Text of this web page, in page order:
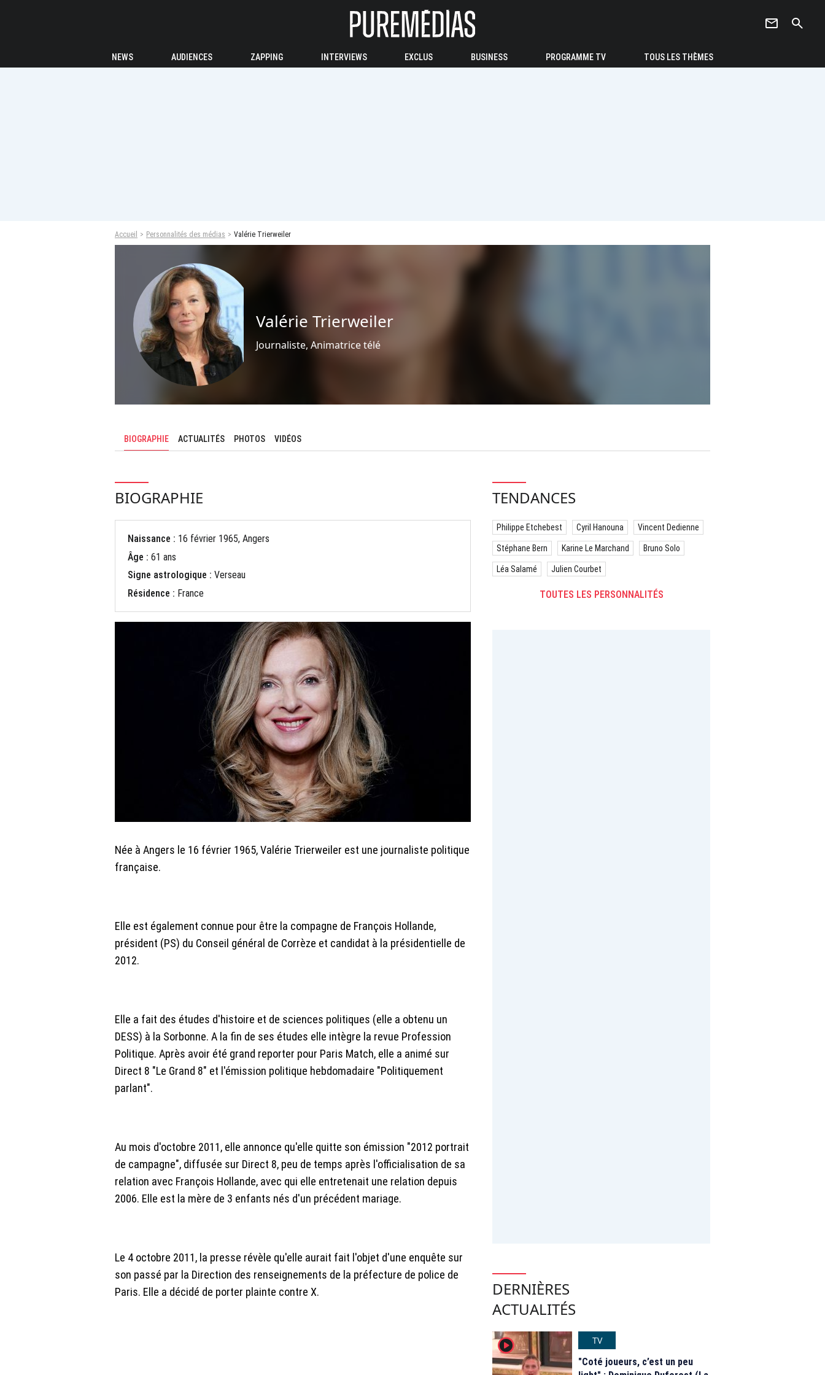
newsletter search
NEWS AUDIENCES ZAPPING INTERVIEWS EXCLUS BUSINESS PROGRAMME TV TOUS LES THÈMES
Accueil Personnalités des médias Valérie Trierweiler
Valérie Trierweiler
Journaliste, Animatrice télé
BIOGRAPHIE ACTUALITÉS PHOTOS VIDÉOS
BIOGRAPHIE
Naissance : 16 février 1965, Angers
Âge :61 ans
Signe astrologique :Verseau
Résidence : France
Née à Angers le 16 février 1965, Valérie Trierweiler est une journaliste politique
française.
Elle est également connue pour être la compagne de François Hollande,
président (PS) du Conseil général de Corrèze et candidat à la présidentielle de
2012.
Elle a fait des études d'histoire et de sciences politiques (elle a obtenu un
DESS) à la Sorbonne. A la fin de ses études elle intègre la revue Profession
Politique. Après avoir été grand reporter pour Paris Match, elle a animé sur
Direct 8 "Le Grand 8" et l'émission politique hebdomadaire "Politiquement
parlant".
Au mois d'octobre 2011, elle annonce qu'elle quitte son émission "2012 portrait
de campagne", diffusée sur Direct 8, peu de temps après l'officialisation de sa
relation avec François Hollande, avec qui elle entretenait une relation depuis
2006. Elle est la mère de 3 enfants nés d'un précédent mariage.
Le 4 octobre 2011, la presse révèle qu'elle aurait fait l'objet d'une enquête sur
son passé par la Direction des renseignements de la préfecture de police de
Paris. Elle a décidé de porter plainte contre X.
TENDANCES
Philippe Etchebest Cyril Hanouna Vincent Dedienne
Stéphane Bern Karine Le Marchand Bruno Solo
Léa Salamé Julien Courbet
TOUTES LES PERSONNALITÉS
DERNIÈRES
ACTUALITÉS
player2
TV
"Coté joueurs, c’est un peu